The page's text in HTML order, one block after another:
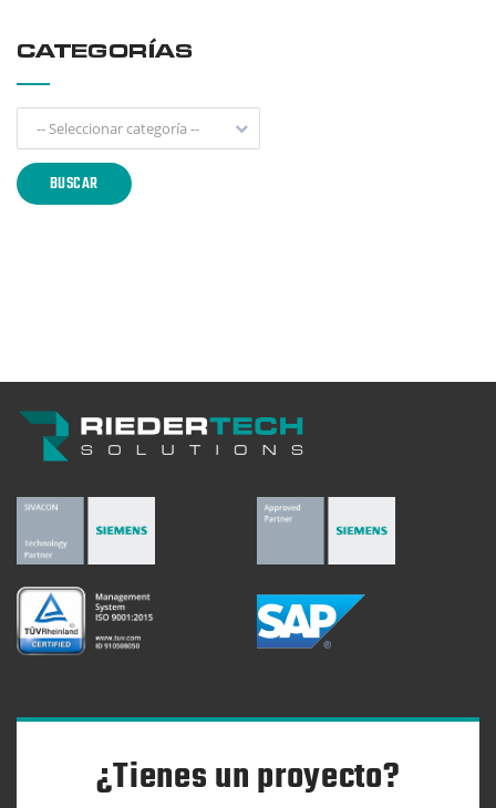
CATEGORÍAS
-- Seleccionar categoría --
BUSCAR
¿Tienes un proyecto?